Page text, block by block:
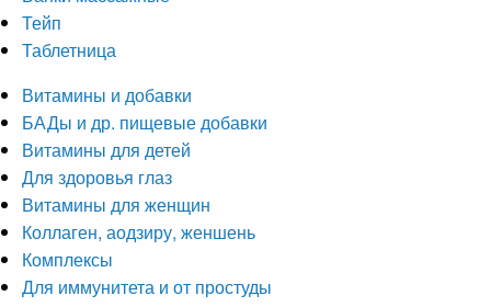
Тейп
Таблетница
Витамины и добавки
БАДы и др. пищевые добавки
Витамины для детей
Для здоровья глаз
Витамины для женщин
Коллаген, аодзиру, женшень
Комплексы
Для иммунитета и от простуды